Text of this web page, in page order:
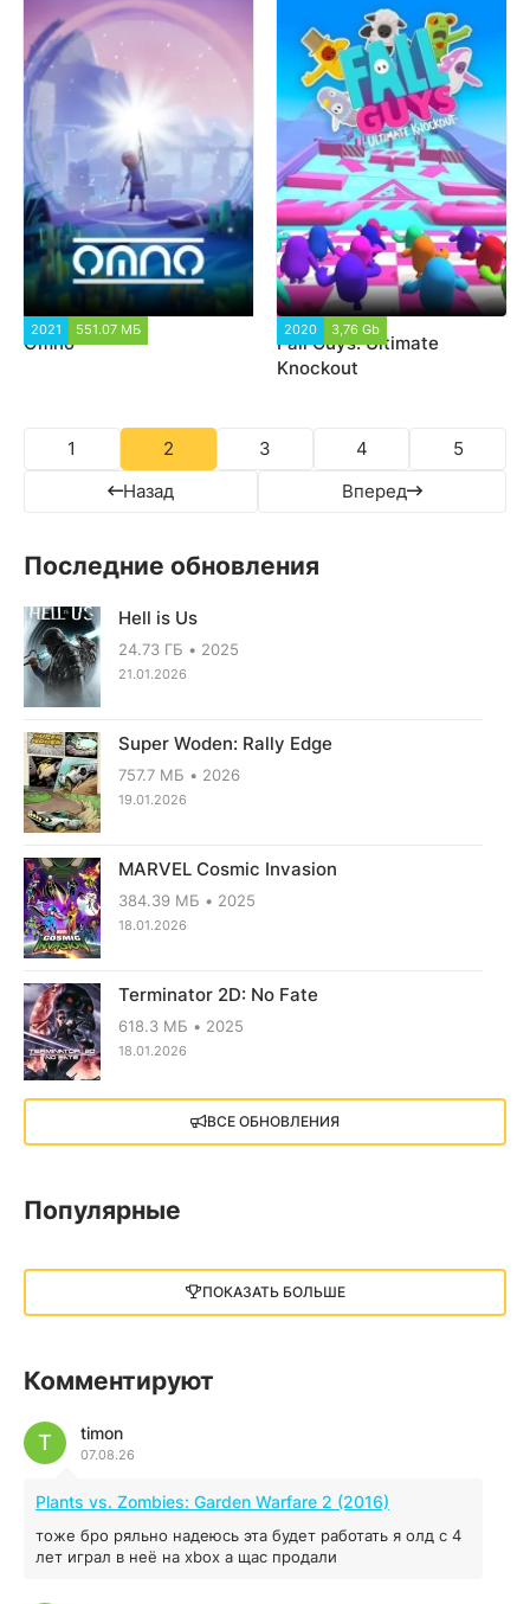
2021 551.07 МБ
Omno
2020 3,76 Gb
Fall Guys: Ultimate
Knockout
Назад
1 2 3 4
5
Вперед
Последние обновления
Hell is Us
24.73 ГБ 2025
21.01.2026
Super Woden: Rally Edge
757.7 МБ 2026
19.01.2026
MARVEL Cosmic Invasion
384.39 МБ 2025
18.01.2026
Terminator 2D: No Fate
618.3 МБ 2025
18.01.2026
X4: Foundations (2018)
13.73 GB 2018
13 ГБ 2025
illWill
04.12.2025
MAFIA: THE OLD COUNTRY
44.98 ГБ 2025
04.12.2025
ВСЕ ОБНОВЛЕНИЯ
Популярные
ПОКАЗАТЬ БОЛЬШЕ
Комментируют
timon
07.08.26
T
Plants vs. Zombies: Garden Warfare 2 (2016)
тоже бро ряльно надеюсь эта будет работать я олд с 4
лет играл в неё на xbox а щас продали